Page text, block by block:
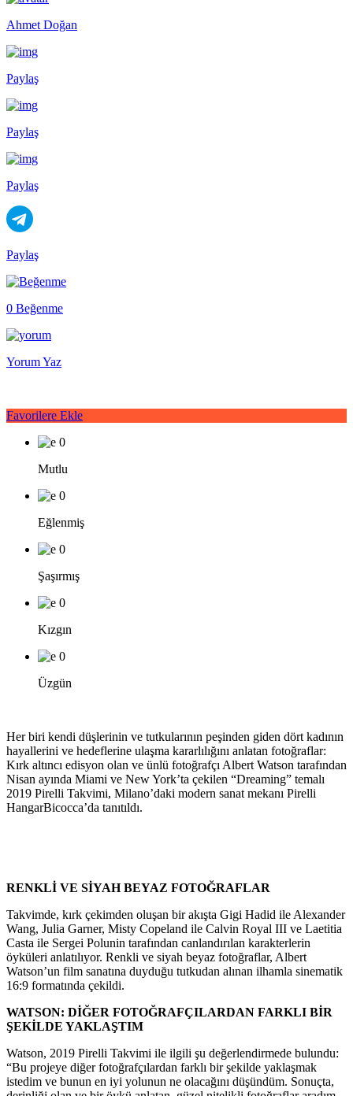
Ahmet Doğan
Paylaş
Paylaş
Paylaş
Paylaş
0 Beğenme
Yorum Yaz
Favorilere Ekle
0
Mutlu
0
Eğlenmiş
0
Şaşırmış
0
Kızgın
0
Üzgün
Her biri kendi düşlerinin ve tutkularının peşinden giden dört kadının
hayallerini ve hedeflerine ulaşma kararlılığını anlatan fotoğraflar:
Kırk altıncı edisyon olan ve ünlü fotoğrafçı Albert Watson tarafından
Nisan ayında Miami ve New York’ta çekilen “Dreaming” temalı
2019 Pirelli Takvimi, Milano’daki modern sanat mekanı Pirelli
HangarBicocca’da tanıtıldı.
RENKLİ VE SİYAH BEYAZ FOTOĞRAFLAR
Takvimde, kırk çekimden oluşan bir akışta Gigi Hadid ile Alexander
Wang, Julia Garner, Misty Copeland ile Calvin Royal III ve Laetitia
Casta ile Sergei Polunin tarafından canlandırılan karakterlerin
öyküleri anlatılıyor. Renkli ve siyah beyaz fotoğraflar, Albert
Watson’un film sanatına duyduğu tutkudan alınan ilhamla sinematik
16:9 formatında çekildi.
WATSON: DİĞER FOTOĞRAFÇILARDAN FARKLI BİR
ŞEKİLDE YAKLAŞTIM
Watson, 2019 Pirelli Takvimi ile ilgili şu değerlendirmede bulundu:
“Bu projeye diğer fotoğrafçılardan farklı bir şekilde yaklaşmak
istedim ve bunun en iyi yolunun ne olacağını düşündüm. Sonuçta,